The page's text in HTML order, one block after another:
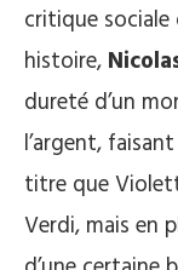
critique
histoire,
dureté d’un
l’argent,
titre que
Verdi, mais en